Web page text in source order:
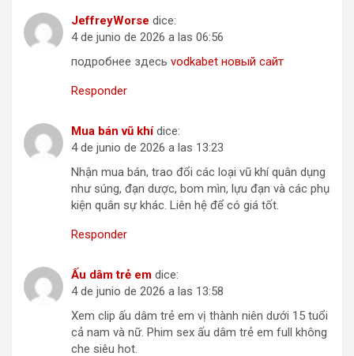
JeffreyWorse dice:
4 de junio de 2026 a las 06:56
подробнее здесь vodkabet новый сайт
Responder
Mua bán vũ khí dice:
4 de junio de 2026 a las 13:23
Nhận mua bán, trao đổi các loại vũ khí quân dụng
như súng, đạn dược, bom mìn, lựu đạn và các phụ
kiện quân sự khác. Liên hệ để có giá tốt.
Responder
Ấu dâm trẻ em dice:
4 de junio de 2026 a las 13:58
Xem clip ấu dâm trẻ em vị thành niên dưới 15 tuổi
cả nam và nữ. Phim sex ấu dâm trẻ em full không
che siêu hot.